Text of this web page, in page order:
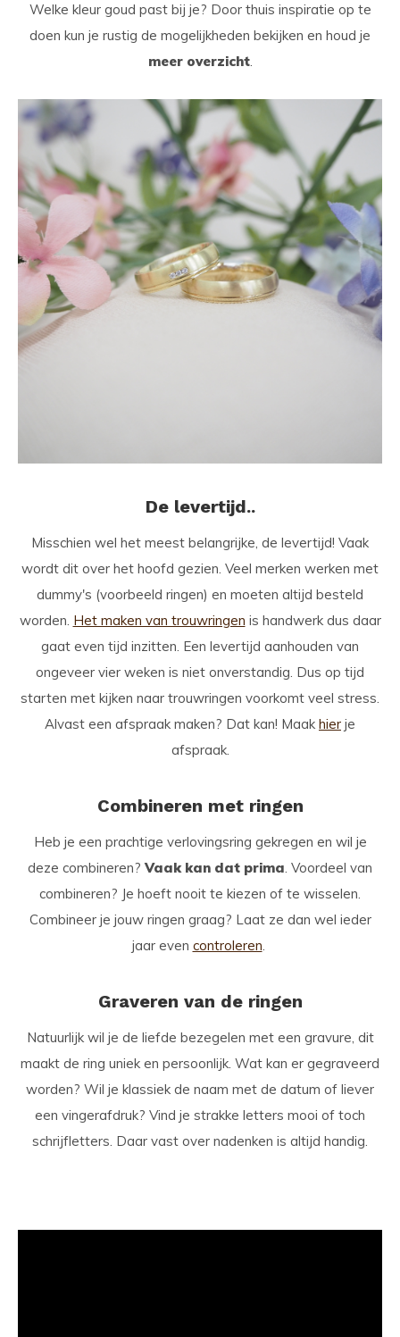
Welke kleur goud past bij je? Door thuis inspiratie op te
doen kun je rustig de mogelijkheden bekijken en houd je
meer overzicht.
De levertijd..
Misschien wel het meest belangrijke, de levertijd! Vaak
wordt dit over het hoofd gezien. Veel merken werken met
dummy's (voorbeeld ringen) en moeten altijd besteld
worden. Het maken van trouwringen is handwerk dus daar
gaat even tijd inzitten. Een levertijd aanhouden van
ongeveer vier weken is niet onverstandig. Dus op tijd
starten met kijken naar trouwringen voorkomt veel stress.
Alvast een afspraak maken? Dat kan! Maak hier je
afspraak.
Combineren met ringen
Heb je een prachtige verlovingsring gekregen en wil je
deze combineren?Vaak kan dat prima. Voordeel van
combineren? Je hoeft nooit te kiezen of te wisselen.
Combineer je jouw ringen graag? Laat ze dan wel ieder
jaar even controleren.
Graveren van de ringen
Natuurlijk wil je de liefde bezegelen met een gravure, dit
maakt de ring uniek en persoonlijk. Wat kan er gegraveerd
worden? Wil je klassiek de naam met de datum of liever
een vingerafdruk? Vind je strakke letters mooi of toch
schrijfletters. Daar vast over nadenken is altijd handig.